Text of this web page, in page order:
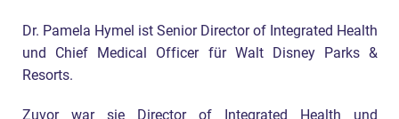
Dr. Pamela Hymel ist Senior Director of Integrated Health
und Chief Medical Officer für Walt Disney Parks &
Resorts.
Zuvor war sie Director of Integrated Health und